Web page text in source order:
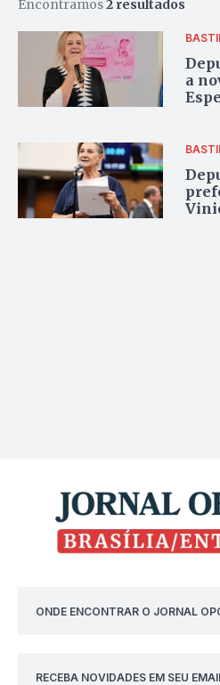
Encontramos2 resultados
a
ONDE ENCONTRAR O JORNAL
RECEBA NOVIDADES EM SEU